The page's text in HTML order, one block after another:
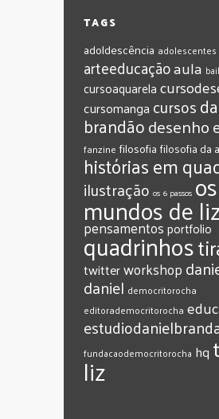
TAGS
adoldescência adolescentes
arteeducaçãoaula
cursoaquarela
cursomanga cursos
brandãodesenho
fanzine filosofia filosofia da
histórias em
ilustração os 6 passos os
mundos de
pensamentosportfolio
quadrinhos
twitterworkshop
‎daniel‬ ‎democritorocha
‎editorademocritorocha
‎fundacaodemocritorocha ‎hq
‪‎liz